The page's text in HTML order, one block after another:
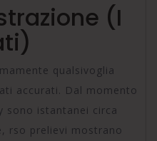
(I
qualsivoglia
accurati. Dal momento
sono istantanei circa
rso prelievi mostrano